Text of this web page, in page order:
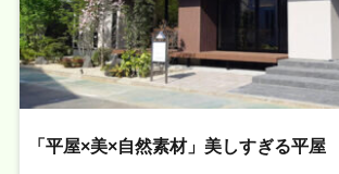
「平屋×美×自然素材」美しすぎる平屋